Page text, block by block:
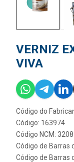
VERNIZ
VIVA
Código do
Código: 163974
Código NCM:
Código de Barras
Código de Barras